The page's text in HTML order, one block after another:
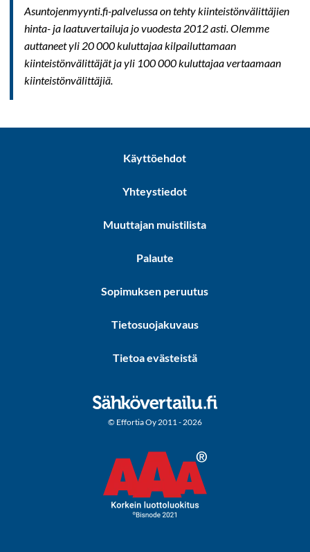
Asuntojenmyynti.fi-palvelussa on tehty kiinteistönvälittäjien
hinta- ja laatuvertailuja jo vuodesta 2012 asti. Olemme
auttaneet yli 20 000 kuluttajaa kilpailuttamaan
kiinteistönvälittäjät ja yli 100 000 kuluttajaa vertaamaan
kiinteistönvälittäjiä.
Käyttöehdot
Yhteystiedot
Muuttajan muistilista
Palaute
Sopimuksen peruutus
Tietosuojakuvaus
Tietoa evästeistä
© Effortia Oy 2011 - 2026